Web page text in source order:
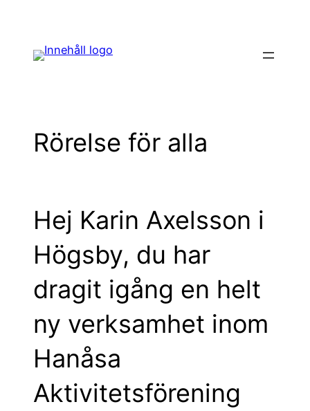
innehåll
Rörelse för alla
Hej Karin Axelsson i
Högsby, du har
dragit igång en helt
ny verksamhet inom
Hanåsa
Aktivitetsförening